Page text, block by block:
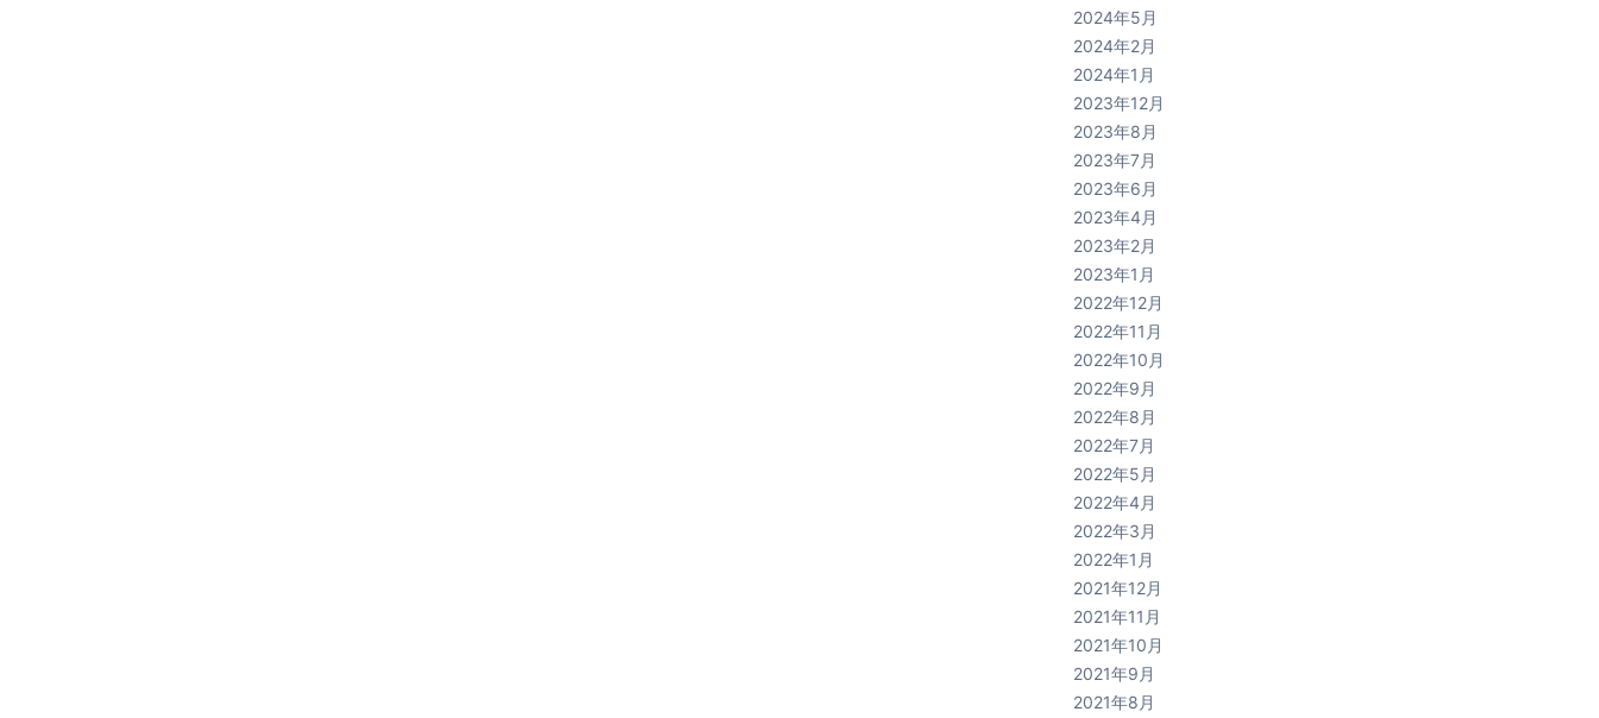
2024年5月
2024年2月
2024年1月
2023年12月
2023年8月
2023年7月
2023年6月
2023年4月
2023年2月
2023年1月
2022年12月
2022年11月
2022年10月
2022年9月
2022年8月
2022年7月
2022年5月
2022年4月
2022年3月
2022年1月
2021年12月
2021年11月
2021年10月
2021年9月
2021年8月